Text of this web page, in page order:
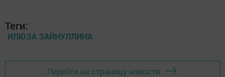
Теги:
ИЛЮЗА ЗАЙНУЛЛИНА
Перейти на страницу новости